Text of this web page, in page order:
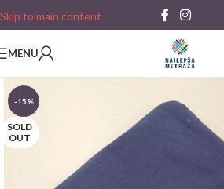
Skip to main content
MENU
-15%
SOLD
OUT